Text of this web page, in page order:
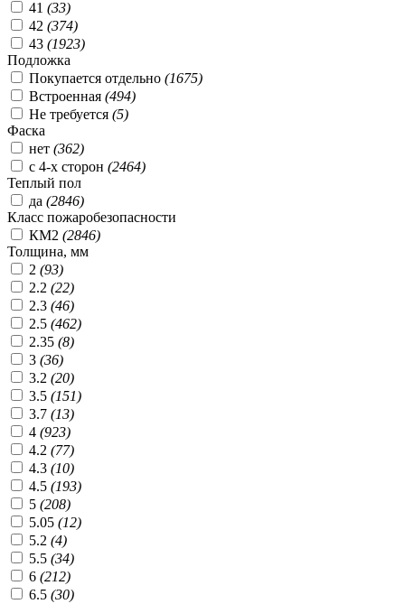
41 (33)
42 (374)
43 (1923)
Подложка
Покупается отдельно (1675)
Встроенная (494)
Не требуется (5)
Фаска
нет (362)
с 4-х сторон (2464)
Теплый пол
да (2846)
Класс пожаробезопасности
КМ2 (2846)
Толщина, мм
2 (93)
2.2 (22)
2.3 (46)
2.5 (462)
2.35 (8)
3 (36)
3.2 (20)
3.5 (151)
3.7 (13)
4 (923)
4.2 (77)
4.3 (10)
4.5 (193)
5 (208)
5.05 (12)
5.2 (4)
5.5 (34)
6 (212)
6.5 (30)